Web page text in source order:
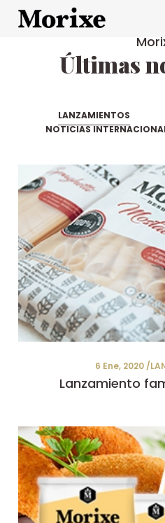
Últimas
LANZAMIENTOS
NOTICIAS
6 Ene, 2020 /
Lanzamiento